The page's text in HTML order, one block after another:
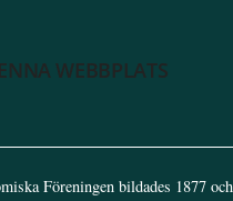
WEBBPLATS
Föreningen bildades 1877